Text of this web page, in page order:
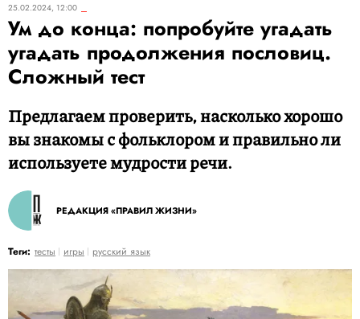
25.02.2024, 12:00
Ум до конца: попробуйте угадать
угадать продолжения пословиц.
Сложный тест
Предлагаем проверить, насколько хорошо
вы знакомы с фольклором и правильно ли
используете мудрости речи.
РЕДАКЦИЯ «ПРАВИЛ ЖИЗНИ»
Теги: тесты игры русский язык